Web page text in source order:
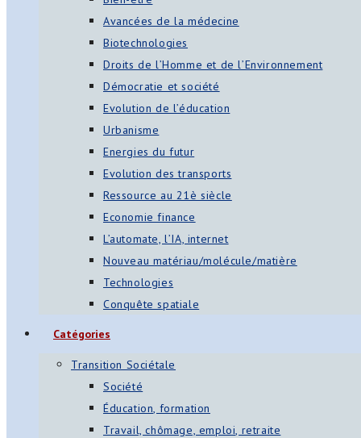
Avancées de la médecine
Biotechnologies
Droits de l’Homme et de l’Environnement
Démocratie et société
Evolution de l’éducation
Urbanisme
Energies du futur
Evolution des transports
Ressource au 21è siècle
Economie finance
L’automate, l’IA, internet
Nouveau matériau/molécule/matière
Technologies
Conquête spatiale
Catégories
Transition Sociétale
Société
Éducation, formation
Travail, chômage, emploi, retraite